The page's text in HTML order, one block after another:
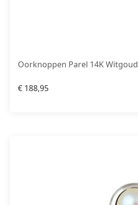
Oorknoppen Parel 14K Witgoud
€ 188,95